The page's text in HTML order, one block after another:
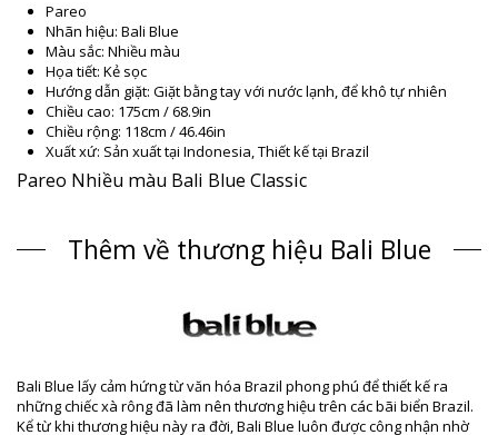
Pareo
Nhãn hiệu: Bali Blue
Màu sắc: Nhiều màu
Họa tiết: Kẻ sọc
Hướng dẫn giặt: Giặt bằng tay với nước lạnh, để khô tự nhiên
Chiều cao: 175cm / 68.9in
Chiều rộng: 118cm / 46.46in
Xuất xứ: Sản xuất tại Indonesia, Thiết kế tại Brazil
Pareo Nhiều màu Bali Blue Classic
Thành phần: 100% Rayon (Canga)
Thông tin sản phẩm
Bộ phận: Unisex, Pareo
Gói hàng bao gồm: 1 x Pareo (Các phụ kiện khác không đi kèm)
EAN: Kích thước duy nhất (7899818639730)
Trọng lượng: 220g / 0.48lb / 7.76oz
Họa tiết in có thể không giống hệt mẫu và thay đổi theo kiểu cắt
Thêm về thương hiệu Bali Blue
Bali Blue lấy cảm hứng từ văn hóa Brazil phong phú để thiết kế ra
những chiếc xà rông đã làm nên thương hiệu trên các bãi biển Brazil.
Kể từ khi thương hiệu này ra đời, Bali Blue luôn được công nhận nhờ